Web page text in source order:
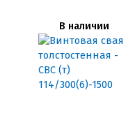
В наличии